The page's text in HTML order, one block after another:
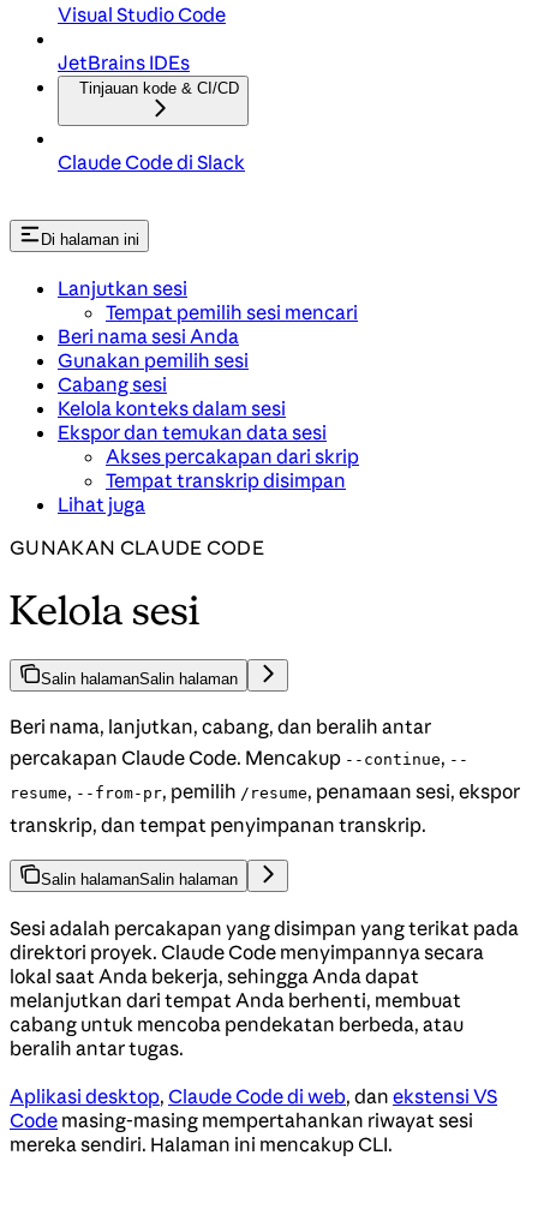
Visual Studio Code
JetBrains IDEs
Tinjauan kode & CI/CD
Claude Code di Slack
Di halaman ini
Lanjutkan sesi
Tempat pemilih sesi mencari
Beri nama sesi Anda
Gunakan pemilih sesi
Cabang sesi
Kelola konteks dalam sesi
Ekspor dan temukan data sesi
Akses percakapan dari skrip
Tempat transkrip disimpan
Lihat juga
GUNAKAN CLAUDE CODE
Kelola sesi
Salin halamanSalin halaman
Beri nama, lanjutkan, cabang, dan beralih antar
percakapan Claude Code. Mencakup --continue, --
resume, --from-pr, pemilih /resume, penamaan sesi, ekspor
transkrip, dan tempat penyimpanan transkrip.
Salin halamanSalin halaman
Sesi adalah percakapan yang disimpan yang terikat pada
direktori proyek. Claude Code menyimpannya secara
lokal saat Anda bekerja, sehingga Anda dapat
melanjutkan dari tempat Anda berhenti, membuat
cabang untuk mencoba pendekatan berbeda, atau
beralih antar tugas.
Aplikasi desktop, Claude Code di web, dan ekstensi VS
Code masing-masing mempertahankan riwayat sesi
mereka sendiri. Halaman ini mencakup CLI.